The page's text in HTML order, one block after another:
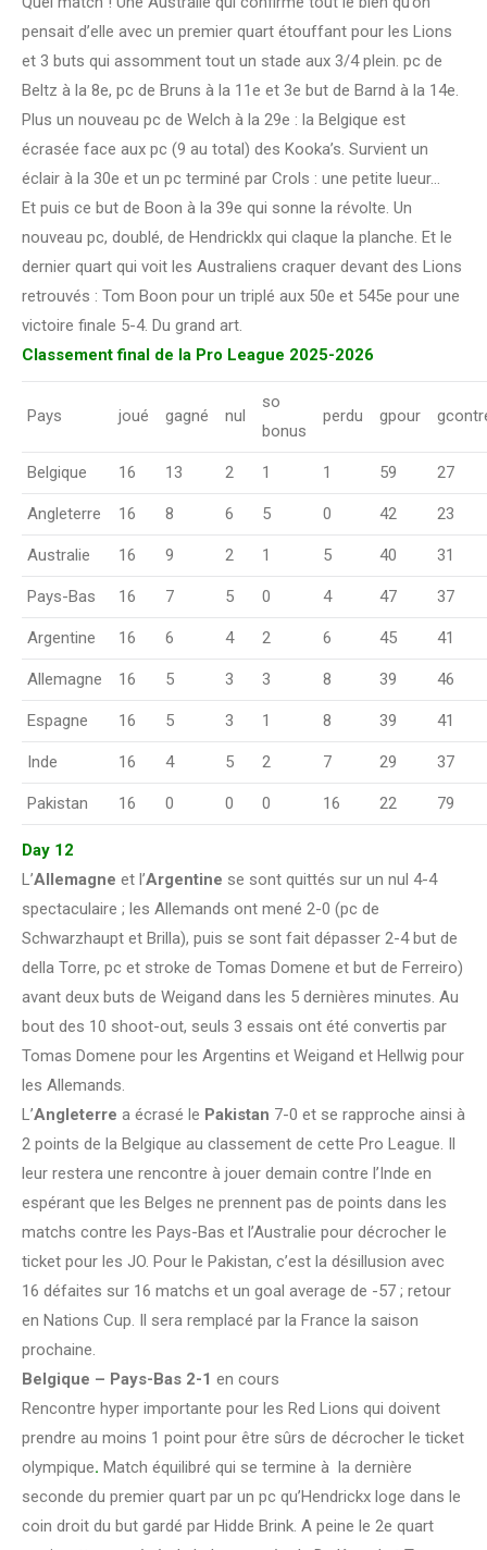
pensait d’elle avec un premier quart étouffant pour les Lions
et 3 buts qui assomment tout un stade aux 3/4 plein. pc de
Beltz à la 8e, pc de Bruns à la 11e et 3e but de Barnd à la 14e.
Plus un nouveau pc de Welch à la 29e : la Belgique est
écrasée face aux pc (9 au total) des Kooka’s. Survient un
éclair à la 30e et un pc terminé par Crols : une petite lueur…
Et puis ce but de Boon à la 39e qui sonne la révolte. Un
nouveau pc, doublé, de Hendricklx qui claque la planche. Et le
dernier quart qui voit les Australiens craquer devant des Lions
retrouvés : Tom Boon pour un triplé aux 50e et 545e pour une
victoire finale 5-4. Du grand art.
Classement final de la Pro League 2025-2026
Pays joué gagné nul
so
bonus
perdu gpour
Belgique 16 13 2 1 1 59 27
Angleterre 16 8 6 5 0 42 23
Australie 16 9 2 1 5 40 31
Pays-Bas 16 7 5 0 4 47 37
Argentine 16 6 4 2 6 45 41
Allemagne 16 5 3 3 8 39 46
Espagne 16 5 3 1 8 39 41
Inde 16 4 5 2 7 29 37
Pakistan 16 0 0 0 16 22 79
Day 12
L’Allemagne et l’Argentine se sont quittés sur un nul 4-4
spectaculaire ; les Allemands ont mené 2-0 (pc de
Schwarzhaupt et Brilla), puis se sont fait dépasser 2-4 but de
della Torre, pc et stroke de Tomas Domene et but de Ferreiro)
avant deux buts de Weigand dans les 5 dernières minutes. Au
bout des 10 shoot-out, seuls 3 essais ont été convertis par
Tomas Domene pour les Argentins et Weigand et Hellwig pour
les Allemands.
L’Angleterre a écrasé le Pakistan 7-0 et se rapproche ainsi à
2 points de la Belgique au classement de cette Pro League. Il
leur restera une rencontre à jouer demain contre l’Inde en
espérant que les Belges ne prennent pas de points dans les
matchs contre les Pays-Bas et l’Australie pour décrocher le
ticket pour les JO. Pour le Pakistan, c’est la désillusion avec
16 défaites sur 16 matchs et un goal average de -57 ; retour
en Nations Cup. Il sera remplacé par la France la saison
prochaine.
Belgique – Pays-Bas 2-1 en cours
Rencontre hyper importante pour les Red Lions qui doivent
prendre au moins 1 point pour être sûrs de décrocher le ticket
olympique. Match équilibré qui se termine à la dernière
seconde du premier quart par un pc qu’Hendrickx loge dans le
coin droit du but gardé par Hidde Brink. A peine le 2e quart